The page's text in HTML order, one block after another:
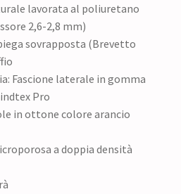
lavorata al poliuretano
2,6-2,8 mm)
sovrapposta (Brevetto
Fascione laterale in gomma
Pro
in ottone colore arancio
a doppia densità